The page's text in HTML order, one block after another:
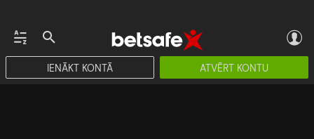
IENĀKT KONTĀ ATVĒRT KONTU